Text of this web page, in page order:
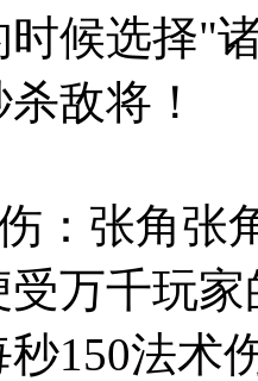
候选择"
敌将！
：张角张
万千玩
150法术